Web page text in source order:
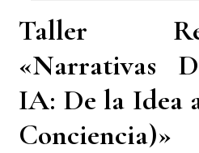
Taller
«Narrativas
IA: De la Idea
Conciencia)»